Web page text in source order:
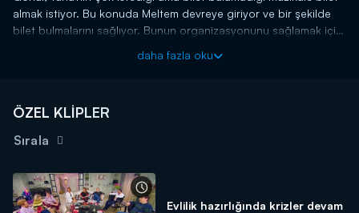
almak istiyor. Bu konuda Meltem devreye giriyor ve bir şekilde
bilet bulmalarını sağlıyor. Bunun organizasyonunu sağlamak için
Gönül mesajlaşırken bunu görüyor ve bu duruma içerliyor. Tuna,
daha fazla oku
ÖZEL KLİPLER
Sırala
Evlilik hazırlığında krizler devam